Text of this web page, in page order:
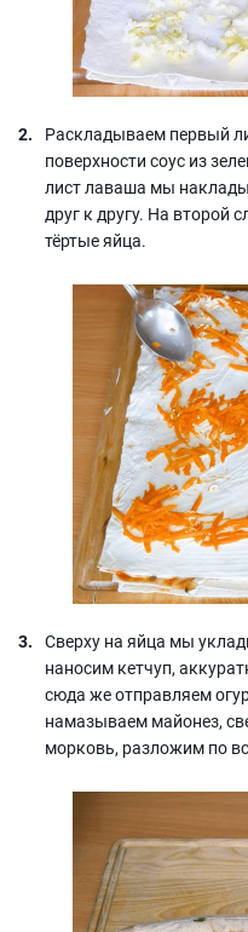
Раскладываем первый
поверхности соус из
лист лаваша мы
друг к другу. На
тёртые яйца.
Сверху на яйца мы
наносим кетчуп,
сюда же отправляем
намазываем майонез,
морковь, разложим по